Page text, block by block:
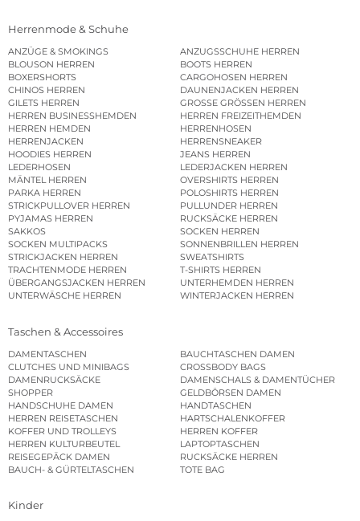
Herrenmode & Schuhe
ANZÜGE & SMOKINGS
ANZUGSSCHUHE HERREN
BLOUSON HERREN
BOOTS HERREN
BOXERSHORTS
CARGOHOSEN HERREN
CHINOS HERREN
DAUNENJACKEN HERREN
GILETS HERREN
GROSSE GRÖSSEN HERREN
HERREN BUSINESSHEMDEN
HERREN FREIZEITHEMDEN
HERREN HEMDEN
HERRENHOSEN
HERRENJACKEN
HERRENSNEAKER
HOODIES HERREN
JEANS HERREN
LEDERHOSEN
LEDERJACKEN HERREN
MÄNTEL HERREN
OVERSHIRTS HERREN
PARKA HERREN
POLOSHIRTS HERREN
STRICKPULLOVER HERREN
PULLUNDER HERREN
PYJAMAS HERREN
RUCKSÄCKE HERREN
SAKKOS
SOCKEN HERREN
SOCKEN MULTIPACKS
SONNENBRILLEN HERREN
STRICKJACKEN HERREN
SWEATSHIRTS
TRACHTENMODE HERREN
T-SHIRTS HERREN
ÜBERGANGSJACKEN HERREN
UNTERHEMDEN HERREN
UNTERWÄSCHE HERREN
WINTERJACKEN HERREN
Taschen & Accessoires
DAMENTASCHEN
BAUCHTASCHEN DAMEN
CLUTCHES UND MINIBAGS
CROSSBODY BAGS
DAMENRUCKSÄCKE
DAMENSCHALS & DAMENTÜCHER
SHOPPER
GELDBÖRSEN DAMEN
HANDSCHUHE DAMEN
HANDTASCHEN
HERREN REISETASCHEN
HARTSCHALENKOFFER
KOFFER UND TROLLEYS
HERREN KOFFER
HERREN KULTURBEUTEL
LAPTOPTASCHEN
REISEGEPÄCK DAMEN
RUCKSÄCKE HERREN
BAUCH- & GÜRTELTASCHEN
TOTE BAG
Kinder